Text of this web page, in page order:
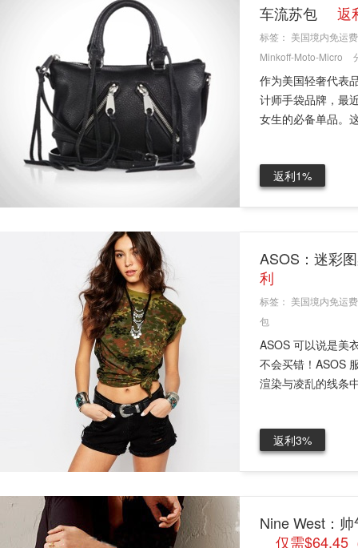
车流苏包
返
标签： 美国境内免运费
Minkoff-Moto-Micro
作为美国轻奢代表
计师手袋品牌，最
女生的必备单品。
返利1%
ASOS：迷彩
利
标签： 美国境内免运费
包
ASOS 可以说是美
不会买错！ASOS
渲染与凌乱的线条
返利3%
Nine West：
仅需$64.45